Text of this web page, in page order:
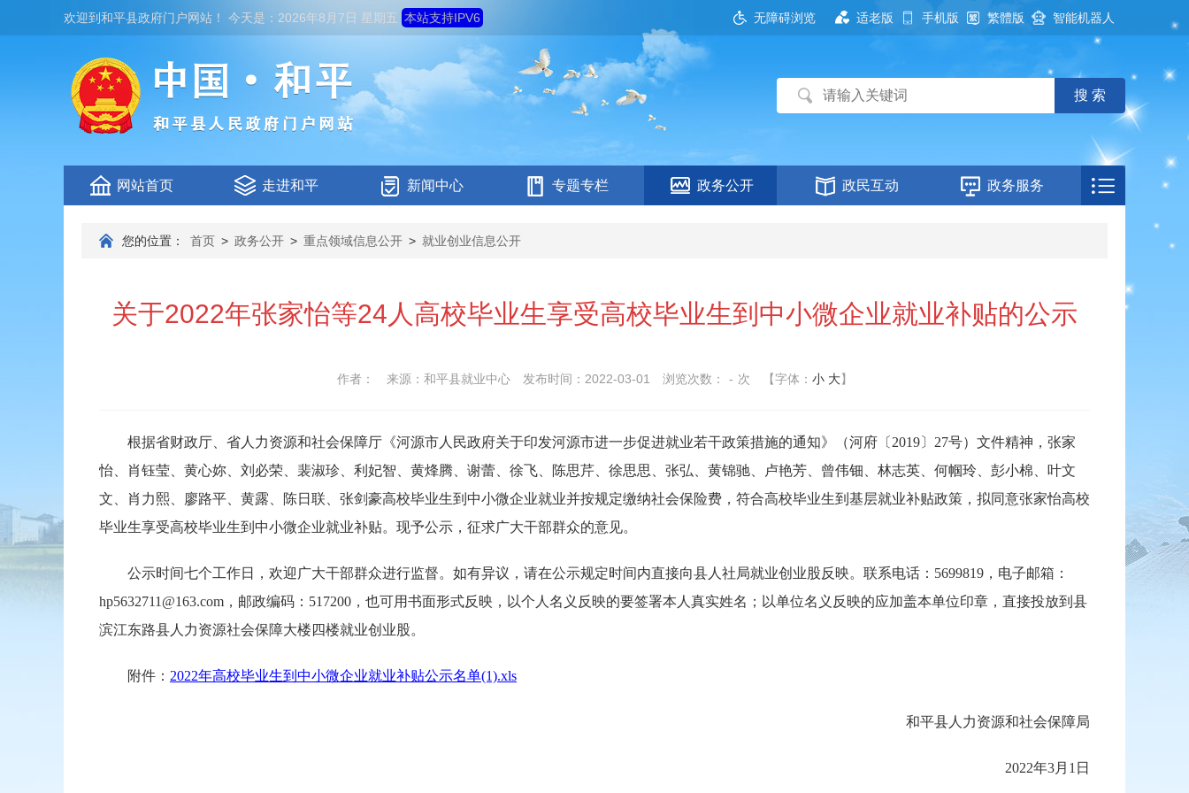
欢迎到和平县政府门户网站 ！ 今天是： 2026年8月7日 星期五 本站支持IPV6 无障碍浏览 适老版 手机版 繁體版 智能机器人
网站首页 走进和平 新闻中心 专题专栏 政务公开 政民互动 政务服务
您的位置： 首页 > 政务公开 > 重点领域信息公开 > 就业创业信息公开
关于2022年张家怡等24人高校毕业生享受高校毕业生到中小微企业就业补贴的公示
作者： 来源：和平县就业中心 发布时间：2022-03-01 浏览次数： - 次 【字体： 小 大】
根据省财政厅、省人力资源和社会保障厅《河源市人民政府关于印发河源市进一步促进就业若干政策措施的通知》（河府〔2019〕27号）文件精神，张家
怡、肖钰莹、黄心妳、刘必荣、裴淑珍、利妃智、黄烽腾、谢蕾、徐飞、陈思芹、徐思思、张弘、黄锦驰、卢艳芳、曾伟钿、林志英、何帼玲、彭小棉、叶文
文、肖力熙、廖路平、黄露、陈日联、张剑豪高校毕业生到中小微企业就业并按规定缴纳社会保险费，符合高校毕业生到基层就业补贴政策，拟同意张家怡高校
毕业生享受高校毕业生到中小微企业就业补贴。现予公示，征求广大干部群众的意见。
公示时间七个工作日，欢迎广大干部群众进行监督。如有异议，请在公示规定时间内直接向县人社局就业创业股反映。联系电话：5699819，电子邮箱：
hp5632711@163.com，邮政编码：517200，也可用书面形式反映，以个人名义反映的要签署本人真实姓名；以单位名义反映的应加盖本单位印章，直接投放到县
滨江东路县人力资源社会保障大楼四楼就业创业股。
附件： 2022年高校毕业生到中小微企业就业补贴公示名单(1).xls
和平县人力资源和社会保障局
2022年3月1日